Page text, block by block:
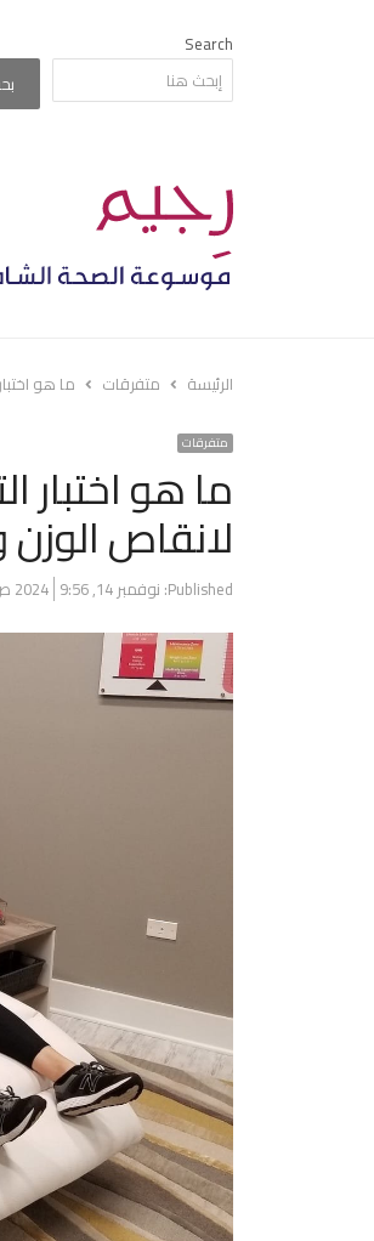
Search
الرئيسة متفرقات ما هو
متفرقات
ما هو
لانقاص الوزن
Published: نوفمبر 14, 2024 9:56 ص